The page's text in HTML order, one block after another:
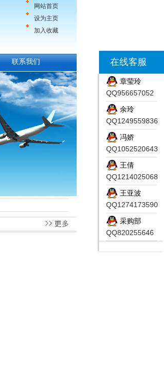
网站首页
设为主页
加入收藏
在线客服
章莹玲
QQ956657052
余玲
QQ1249559836
冯娇
QQ1052520643
王倩
QQ1214025068
王亚波
QQ1274173590
采购部
QQ820255646
联系我们